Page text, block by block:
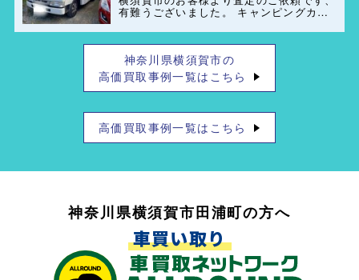
有難うございました。 キャンピングカー
すのでお気軽にご連絡お待ちしておりま
す。
神奈川県横須賀市の
高価買取事例一覧はこちら
高価買取事例一覧はこちら
神奈川県横須賀市田浦町の方へ
車買い取り